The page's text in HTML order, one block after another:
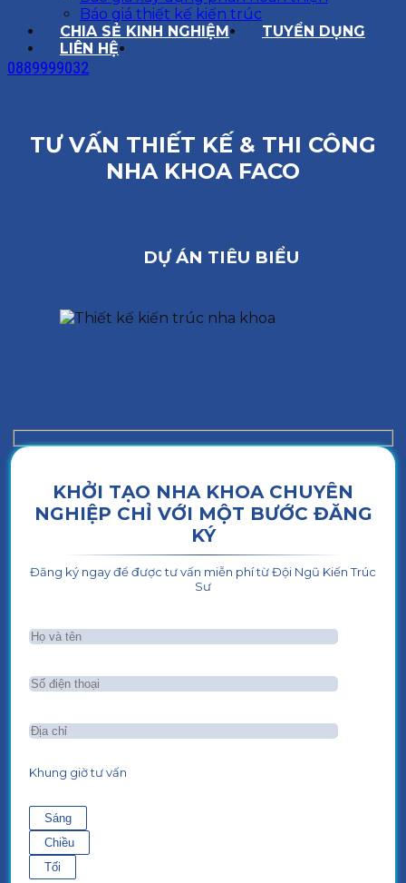
Báo giá thiết kế kiến trúc
CHIA SẺ KINH NGHIỆM
TUYỂN DỤNG
LIÊN HỆ
0889999032
TƯ VẤN THIẾT KẾ & THI CÔNG
NHA KHOA FACO
DỰ ÁN TIÊU BIỂU
KHỞI TẠO NHA KHOA CHUYÊN
NGHIỆP CHỈ VỚI MỘT BƯỚC ĐĂNG
KÝ
Đăng ký ngay để được tư vấn miễn phí từ Đội Ngũ Kiến Trúc
Sư
Khung giờ tư vấn
Sáng
Chiều
Tối